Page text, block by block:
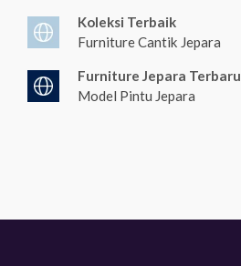
Koleksi Terbaik
Furniture Cantik Jepara
Furniture Jepara Terbaru
Model Pintu Jepara